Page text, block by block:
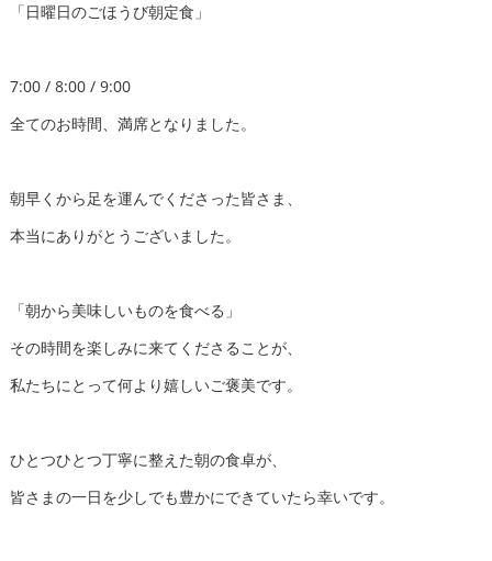
「日曜日のごほうび朝定食」
7:00 / 8:00 / 9:00
全てのお時間、満席となりました。
朝早くから足を運んでくださった皆さま、
本当にありがとうございました。
「朝から美味しいものを食べる」
その時間を楽しみに来てくださることが、
私たちにとって何より嬉しいご褒美です。
ひとつひとつ丁寧に整えた朝の食卓が、
皆さまの一日を少しでも豊かにできていたら幸いです。